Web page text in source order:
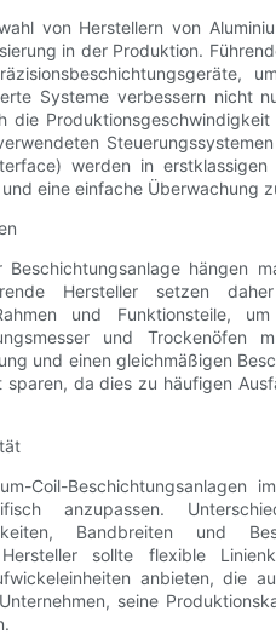
von Herstellern von
in der Produktion.
Systeme verbessern nicht
die
werden in erstklassigen
eine einfache Überwachung
hängen
Hersteller setzen
und Funktionsteile,
und Trockenöfen
und einen gleichmäßigen
da dies zu häufigen
Coil-
anzupassen.
Bandbreiten und
sollte flexible
anbieten, die
seine